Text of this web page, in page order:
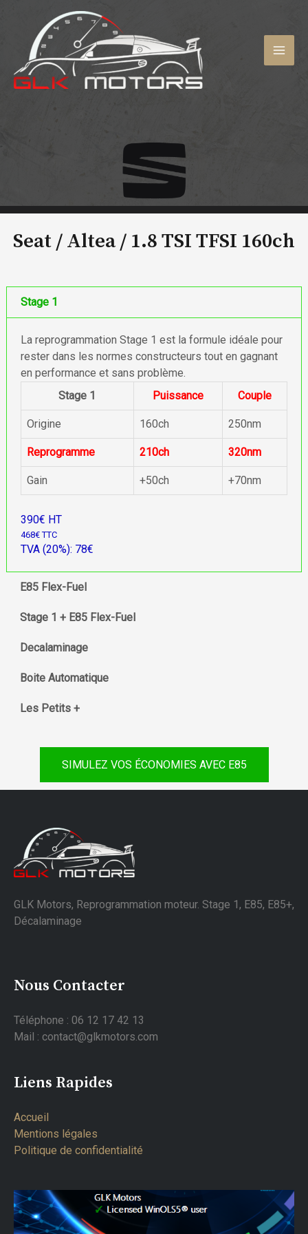
contenu
Seat / Altea / 1.8 TSI TFSI 160ch
Stage 1
La reprogrammation Stage 1 est la formule idéale pour
rester dans les normes constructeurs tout en gagnant
en performance et sans problème.
Stage 1
Puissance Couple
Origine 160ch 250nm
Reprogramme 210ch 320nm
Gain +50ch +70nm
390€ HT
468€ TTC
TVA (20%): 78€
E85 Flex-Fuel
Stage 1 + E85 Flex-Fuel
Decalaminage
Boite Automatique
Les Petits +
SIMULEZ VOS ÉCONOMIES AVEC E85
GLK Motors, Reprogrammation moteur. Stage 1, E85, E85+,
Décalaminage
Nous Contacter
Téléphone : 06 12 17 42 13
Mail : contact@glkmotors.com
Liens Rapides
Accueil
Mentions légales
Politique de confidentialité